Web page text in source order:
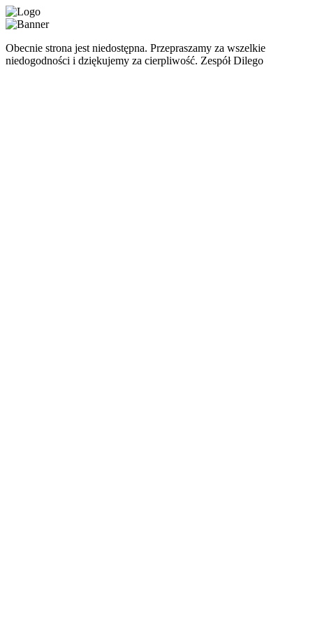
Obecnie strona jest niedostępna. Przepraszamy za wszelkie
niedogodności i dziękujemy za cierpliwość. Zespół Dilego